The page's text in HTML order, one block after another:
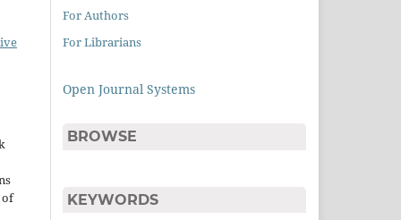
of
For Authors
For Librarians
Open Journal Systems
BROWSE
KEYWORDS